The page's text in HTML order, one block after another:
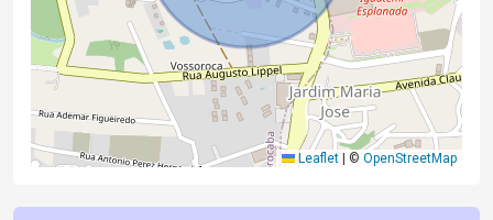
Leaflet | © OpenStreetMap